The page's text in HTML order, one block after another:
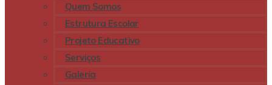
Quem Somos
Estrutura Escolar
Projeto Educativo
Serviços
Galeria